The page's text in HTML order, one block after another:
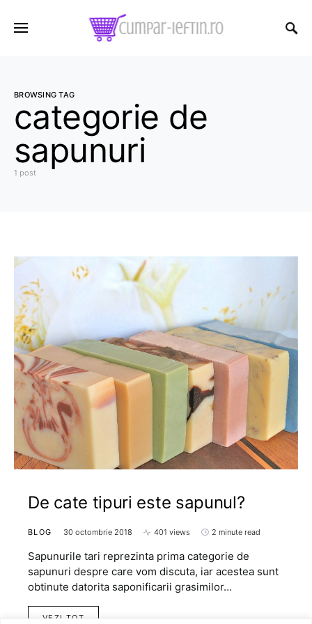
BROWSING TAG
categorie de
sapunuri
1 post
De cate tipuri este sapunul?
BLOG 30 octombrie 2018 401 views 2 minute read
Sapunurile tari reprezinta prima categorie de
sapunuri despre care vom discuta, iar acestea sunt
obtinute datorita saponificarii grasimilor…
VEZI TOT